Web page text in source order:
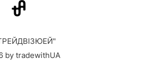
by tradewithUA